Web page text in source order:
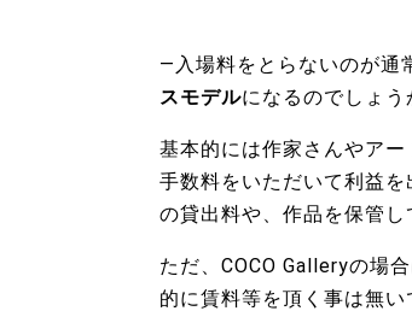
―入場料をとらないのが通
スモデルになるのでしょう
基本的には作家さんやア
手数料をいただいて利益
の貸出料や、作品を保管し
ただ、COCO Galleryの場
的に賃料等を頂く事は無